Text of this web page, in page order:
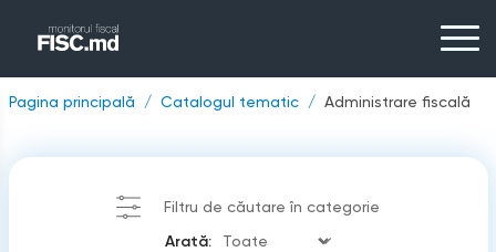
Pagina principală Catalogul tematic Administrare fiscală
Filtru de căutare în categorie
Arată: